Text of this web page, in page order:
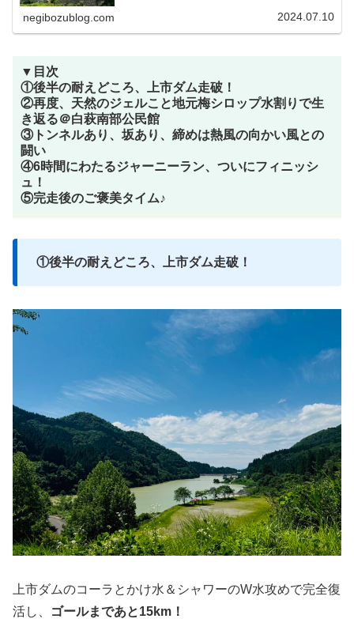
negibozublog.com 2024.07.10
▼目次
①後半の耐えどころ、上市ダム走破！
②再度、天然のジェルこと地元梅シロップ水割りで生
き返る＠白萩南部公民館
③トンネルあり、坂あり、締めは熱風の向かい風との
闘い
④6時間にわたるジャーニーラン、ついにフィニッシ
ュ！
⑤完走後のご褒美タイム♪
①後半の耐えどころ、上市ダム走破！
上市ダムのコーラとかけ水＆シャワーのW水攻めで完全復
活し、
ゴールまであと15km！